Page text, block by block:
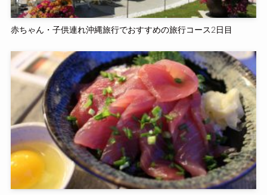
赤ちゃん・子供連れ沖縄旅行でおすすめの旅行コース2日目